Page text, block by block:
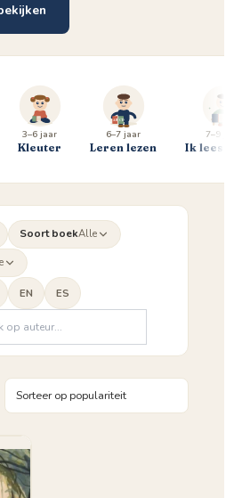
3–6 jaar
Kleuter
6–7 jaar
Leren lezen
7–9 jaar
Ik lees al
Soort boekAlle
EN ES